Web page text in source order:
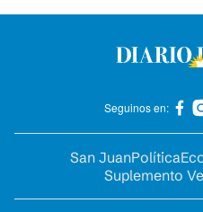
Seguinos en:
San JuanPolítica
Suplemento